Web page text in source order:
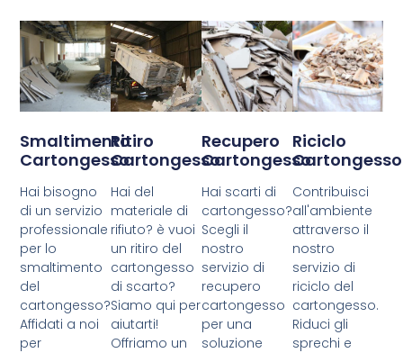
Smaltimento
Cartongesso
Hai bisogno
di un servizio
professionale
per lo
smaltimento
del
cartongesso?
Affidati a noi
per
Ritiro
Cartongesso
Hai del
materiale di
rifiuto? è vuoi
un ritiro del
cartongesso
di scarto?
Siamo qui per
aiutarti!
Offriamo un
Recupero
Cartongesso
Hai scarti di
cartongesso?
Scegli il
nostro
servizio di
recupero
cartongesso
per una
soluzione
Riciclo
Cartongesso
Contribuisci
all'ambiente
attraverso il
nostro
servizio di
riciclo del
cartongesso.
Riduci gli
sprechi e